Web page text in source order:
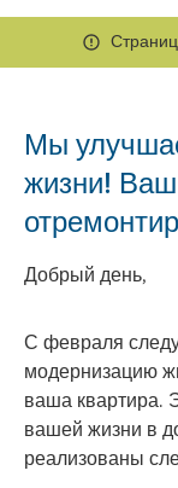
Мы
жизни!
Добрый день,
С февраля
модернизацию
ваша квартира.
вашей жизни в
реализованы